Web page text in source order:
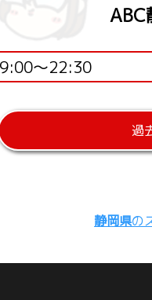
ABC
9:00～22:30
過
静岡県の